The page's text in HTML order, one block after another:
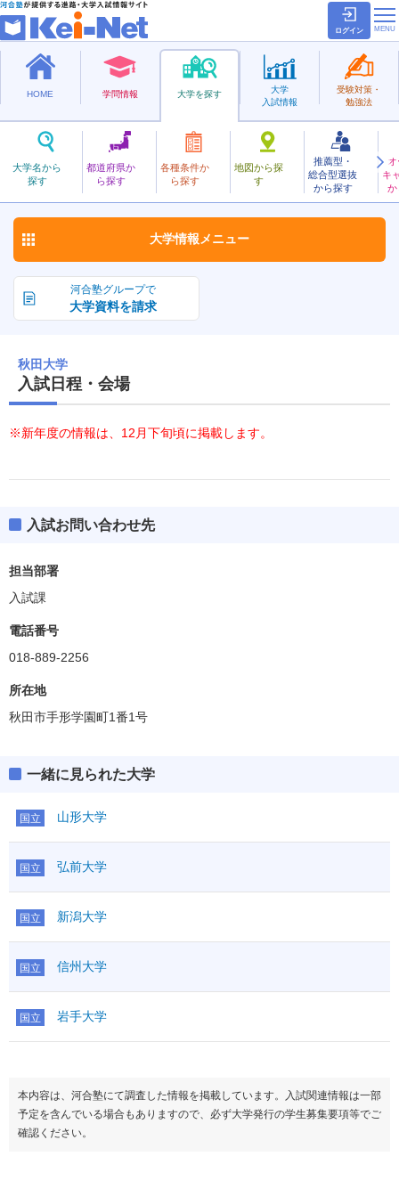
ログイン
HOME 学問情報 大学を探す
大学名から
探す
都道府県か
ら探す
各種条件か
ら探す
地図から探
す
推薦型・
総合型選抜
から探す
キ
か
大学
入試情報
受験対策・
勉強法
国立
あきた
秋田大学 お気に入り
河合塾グループで
大学資料を請求
大学情報 メニュー
秋田大学
入試日程・会場
※新年度の情報は、12月下旬頃に掲載します。
入試お問い合わせ先
担当部署
入試課
電話番号
018-889-2256
所在地
秋田市手形学園町1番1号
一緒に見られた大学
国立 山形大学
国立 弘前大学
国立 新潟大学
国立 信州大学
国立 岩手大学
本内容は、河合塾にて調査した情報を掲載しています。入試関連情報は一部
予定を含んでいる場合もありますので、必ず大学発行の学生募集要項等でご
確認ください。